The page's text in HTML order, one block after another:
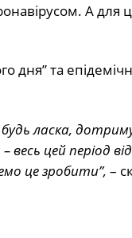
А для
дня” та
ласка,
цей період від
це зробити”, –